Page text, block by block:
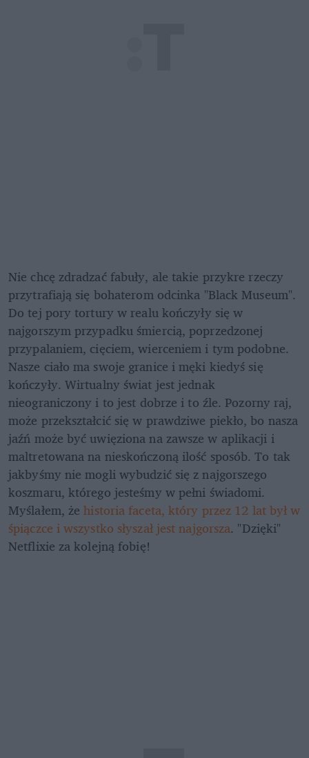
Nie chcę zdradzać fabuły, ale takie przykre rzeczy
przytrafiają się bohaterom odcinka "Black Museum".
Do tej pory tortury w realu kończyły się w
najgorszym przypadku śmiercią, poprzedzonej
przypalaniem, cięciem, wierceniem i tym podobne.
Nasze ciało ma swoje granice i męki kiedyś się
kończyły. Wirtualny świat jest jednak
nieograniczony i to jest dobrze i to źle. Pozorny raj,
może przekształcić się w prawdziwe piekło, bo nasza
jaźń może być uwięziona na zawsze w aplikacji i
maltretowana na nieskończoną ilość sposób. To tak
jakbyśmy nie mogli wybudzić się z najgorszego
koszmaru, którego jesteśmy w pełni świadomi.
Myślałem, że historia faceta, który przez 12 lat był w
śpiączce i wszystko słyszał jest najgorsza. "Dzięki"
Netflixie za kolejną fobię!